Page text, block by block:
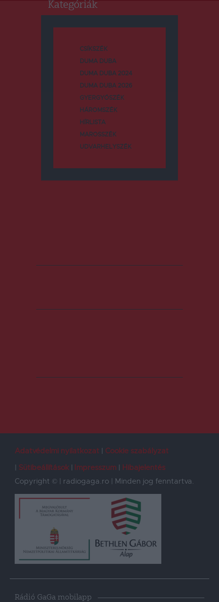
Kategóriák
CSÍKSZÉK
DUMA DUBA
DUMA DUBA 2024
DUMA DUBA 2026
GYERGYÓSZÉK
HÁROMSZÉK
HÍRLISTA
MAROSSZÉK
UDVARHELYSZÉK
Adatvédelmi nyilatkozat
Cookie szabályzat
Sütibeállítások
Impresszum
Hibajelentés
Copyright © | radiogaga.ro | Minden jog fenntartva.
Rádió GaGa mobilapp